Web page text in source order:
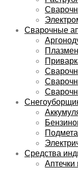
Сварочные
Средства
Аптечки